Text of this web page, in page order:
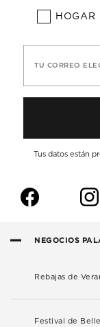
HOGAR
TU CORREO
Tus datos están
f i
NEGOCIOS
Rebajas de
Festival de